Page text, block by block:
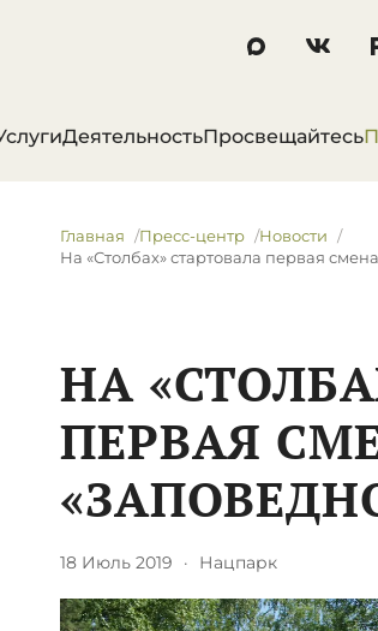
ДеятельностьПросвещайтесь
Главная Пресс-центр
Новости
На «Столбах» стартовала первая
НА
ПЕРВАЯ
18 Июль 2019 · Нацпарк